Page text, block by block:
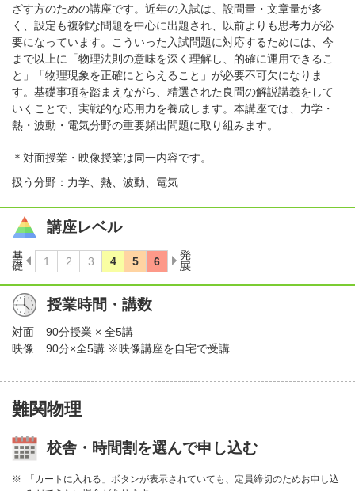
ざす方のための講座です。近年の入試は、設問量・文章量が多
く、設定も複雑な問題を中心に出題され、以前よりも思考力が必
要になっています。こういった入試問題に対応するためには、今
まで以上に「物理法則の意味を深く理解し、的確に運用できるこ
と」「物理現象を正確にとらえること」が必要不可欠になりま
す。基礎事項を踏まえながら、精選された良問の解説講義をして
いくことで、実戦的な応用力を養成します。本講座では、力学・
熱・波動・電気分野の重要頻出問題に取り組みます。
＊対面授業・映像授業は同一内容です。
扱う分野：力学、熱、波動、電気
講座レベル
授業時間・講数
対面
90分授業 × 全5講
映像
90分×全5講 ※映像講座を自宅で受講
難関物理
校舎・時間割を選んで申し込む
「カートに入れる」ボタンが表示されていても、定員締切のためお申し込